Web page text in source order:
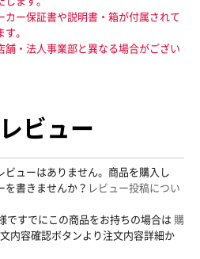
ー保証書や説明書・箱が付属されて
。
・法人事業部と異なる場合がござい
ビュー
ビューはありません。商品を購入し
を書きませんか？ レビュー投稿につい
ですでにこの商品をお持ちの場合は 購
内容確認ボタンより注文内容詳細か